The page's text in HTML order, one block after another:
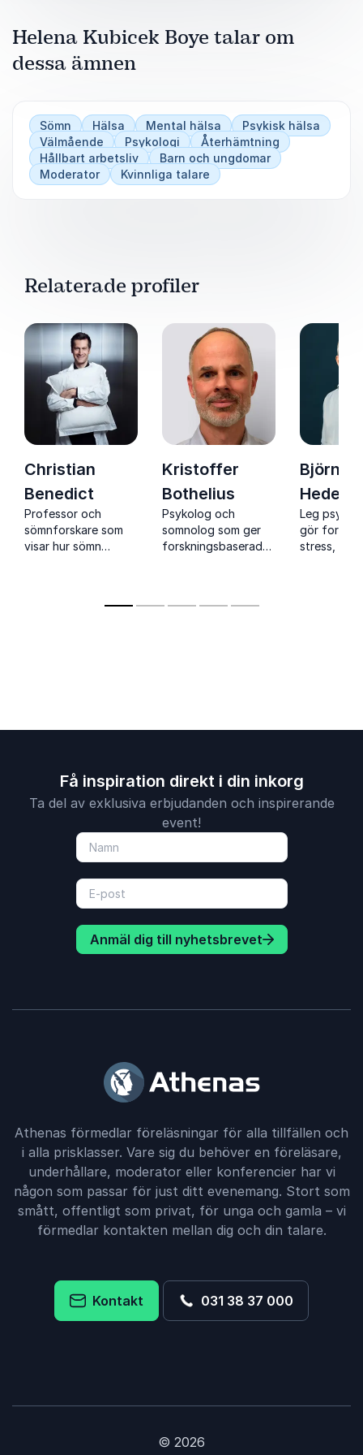
En trygg värd för program, paneler och samtal
där tydlighet, värme och professionalism
Helena Kubicek Boye talar om
dessa ämnen
Sömn Hälsa Mental hälsa
Psykisk hälsa
Välmående
Psykologi
Återhämtning
Hållbart arbetsliv
Barn och ungdomar
Moderator
Kvinnliga talare
Relaterade profiler
Christian
Benedict
Professor och
sömnforskare som
visar hur sömn
kreativitet i vardag
Kristoffer
Bothelius
Psykolog och
somnolog som ger
forskningsbaserade
Björn
Leg
gör
stress,
Få inspiration direkt i din inkorg
Ta del av exklusiva erbjudanden och inspirerande
event!
Anmäl dig till nyhetsbrevet
Athenas förmedlar föreläsningar för alla tillfällen och
i alla prisklasser. Vare sig du behöver en föreläsare,
underhållare, moderator eller konferencier har vi
någon som passar för just ditt evenemang. Stort som
smått, offentligt som privat, för unga och gamla – vi
förmedlar kontakten mellan dig och din talare.
Kontakt 031 38 37 000
© 2026